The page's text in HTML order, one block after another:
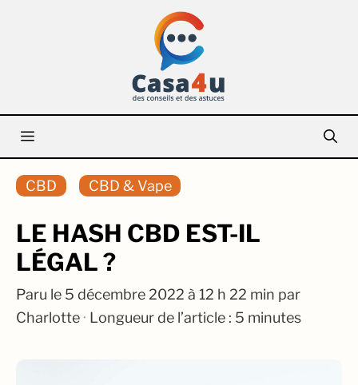
Menu
CBD CBD & Vape
LE HASH CBD EST-IL
LÉGAL ?
Paru le 5 décembre 2022 à 12 h 22 min par
Charlotte · Longueur de l’article : 5 minutes